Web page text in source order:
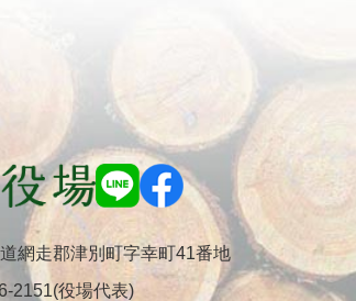
網走郡津別町字幸町41番地
2151(役場代表)